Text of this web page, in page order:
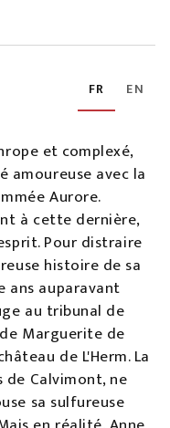
FR EN
et complexé,
amoureuse avec la
Aurore.
à cette dernière,
Pour distraire
histoire de sa
ans auparavant
au tribunal de
Marguerite de
de L'Herm. La
de Calvimont, ne
sa sulfureuse